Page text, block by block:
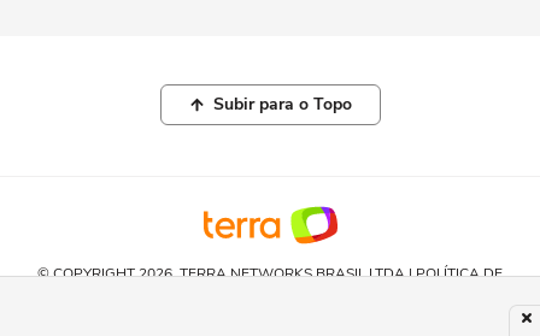
Subir para o Topo
© COPYRIGHT 2026, TERRA NETWORKS BRASIL LTDA |POLÍTICA DE